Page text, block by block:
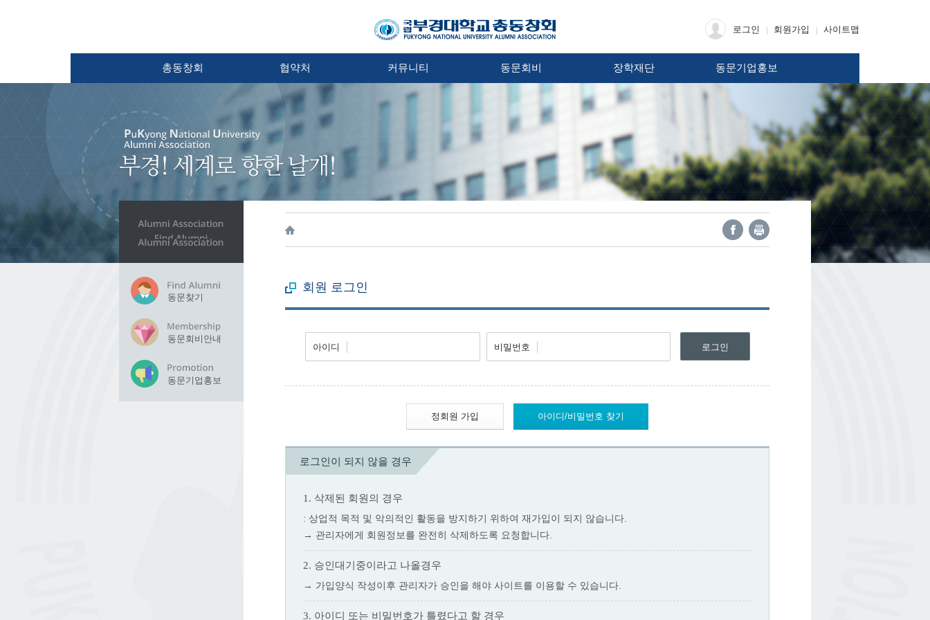
로그인 회원가입 사이트맵
총동창회 협약처 커뮤니티 동문회비 장학재단 동문기업홍보
동문찾기
동문회비안내
동문기업홍보
회원 로그인
아이디 비밀번호
정회원 가입 아이디/비밀번호 찾기
로그인이 되지 않을 경우
1. 삭제된 회원의 경우
: 상업적 목적 및 악의적인 활동을 방지하기 위하여 재가입이 되지 않습니다.
→ 관리자에게 회원정보를 완전히 삭제하도록 요청합니다.
2. 승인대기중이라고 나올경우
→ 가입양식 작성이후 관리자가 승인을 해야 사이트를 이용할 수 있습니다.
3. 아이디 또는 비밀번호가 틀렸다고 할 경우